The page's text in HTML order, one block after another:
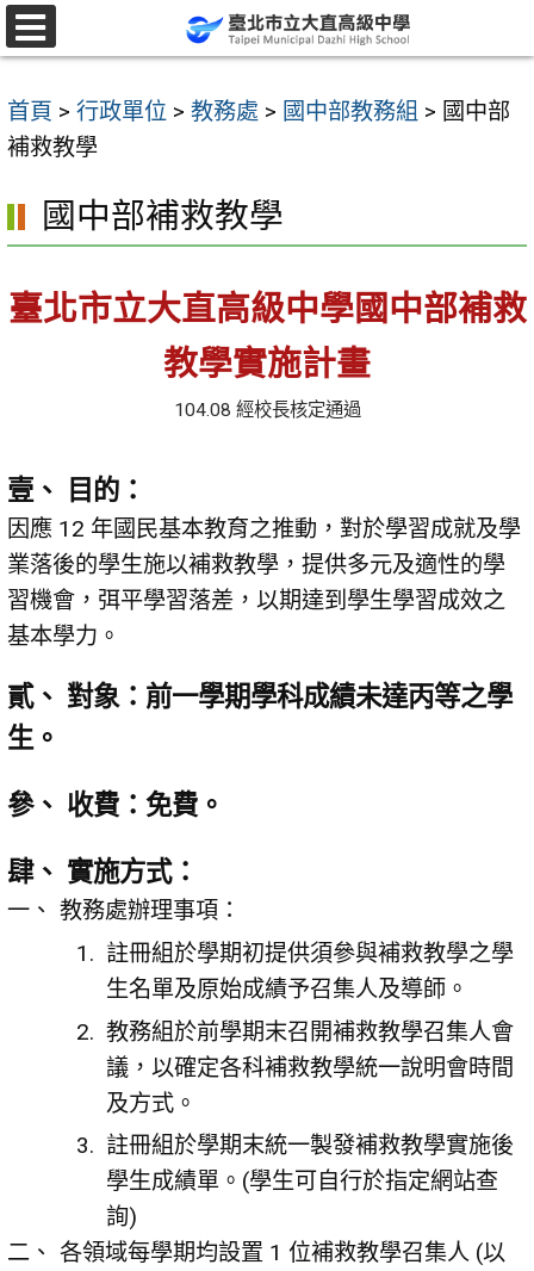
跳
至
要
內
區
首頁 > 行政單位 > 教務處 > 國中部教務組 > 國中部
補救教學
國中部補救教學
臺北市立大直高級中學國中部補救
教學實施計畫
104.08 經校長核定通過
壹、 目的：
因應 12 年國民基本教育之推動，對於學習成就及學
業落後的學生施以補救教學，提供多元及適性的學
習機會，弭平學習落差，以期達到學生學習成效之
基本學力。
貳、 對象：前一學期學科成績未達丙等之學
生。
參、 收費：免費。
肆、 實施方式：
教務處辦理事項：
註冊組於學期初提供須參與補救教學之學
生名單及原始成績予召集人及導師。
教務組於前學期末召開補救教學召集人會
議，以確定各科補救教學統一說明會時間
及方式。
註冊組於學期末統一製發補救教學實施後
學生成績單。(學生可自行於指定網站查
詢)
各領域每學期均設置 1 位補救教學召集人 (以
選
單